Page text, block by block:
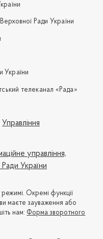
Ради України
України
телеканал «Рада»
Управління
управління,
України
Окремі функції
маєте зауваження або
нам: Форма зворотного